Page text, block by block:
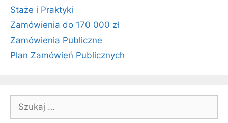
Staże i Praktyki
Zamówienia do 170 000 zł
Zamówienia Publiczne
Plan Zamówień Publicznych
Szukaj: